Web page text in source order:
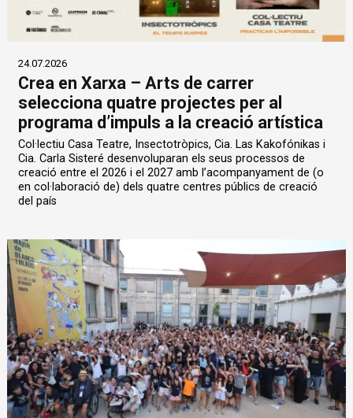
24.07.2026
Crea en Xarxa – Arts de carrer
selecciona quatre projectes per al
programa d’impuls a la creació artística
Col·lectiu Casa Teatre, Insectotròpics, Cia. Las Kakofónikas i
Cia. Carla Sisteré desenvoluparan els seus processos de
creació entre el 2026 i el 2027 amb l’acompanyament de (o
en col·laboració de) dels quatre centres públics de creació
del país